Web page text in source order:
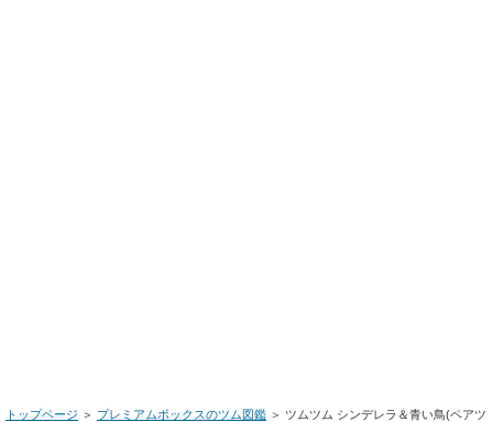
トップページ ＞ プレミアムボックスのツム図鑑 ＞ ツムツム シンデレラ＆青い鳥(ペアツ